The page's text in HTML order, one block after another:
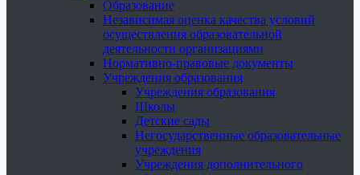
Образование
Независимая оценка качества условий
осуществления образовательной
деятельности организациями
Нормативно-правовые документы
Учреждения образования
Учреждения образования
Школы
Детские сады
Негосударственные образовательные
учреждения
Учреждения дополнительного